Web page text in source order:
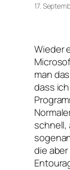
17.
Wieder
man
dass
schnell,
die